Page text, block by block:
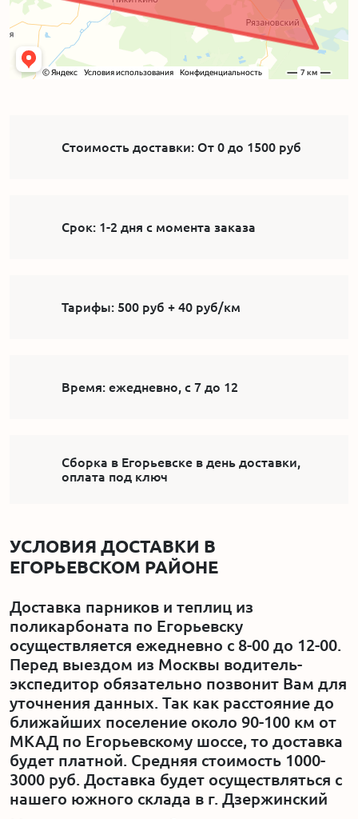
Стоимость доставки: От 0 до 1500 руб
Срок: 1-2 дня с момента заказа
Тарифы: 500 руб + 40 руб/км
Время: ежедневно, с 7 до 12
Сборка в Егорьевске в день доставки,
оплата под ключ
УСЛОВИЯ ДОСТАВКИ В
ЕГОРЬЕВСКОМ РАЙОНЕ
Доставка парников и теплиц из
поликарбоната по Егорьевску
осуществляется ежедневно с 8-00 до 12-00.
Перед выездом из Москвы водитель-
экспедитор обязательно позвонит Вам для
уточнения данных. Так как расстояние до
ближайших поселение около 90-100 км от
МКАД по Егорьевскому шоссе, то доставка
будет платной. Средняя стоимость 1000-
3000 руб. Доставка будет осуществляться с
нашего южного склада в г. Дзержинский